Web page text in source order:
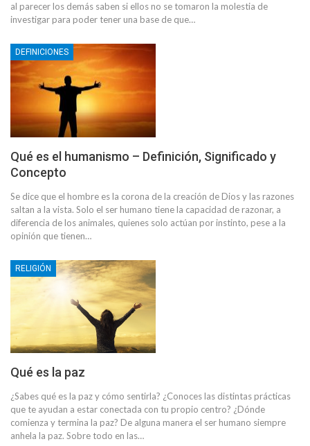
al parecer los demás saben si ellos no se tomaron la molestia de
investigar para poder tener una base de que…
DEFINICIONES
Qué es el humanismo – Definición, Significado y
Concepto
Se dice que el hombre es la corona de la creación de Dios y las razones
saltan a la vista. Solo el ser humano tiene la capacidad de razonar, a
diferencia de los animales, quienes solo actúan por instinto, pese a la
opinión que tienen…
RELIGIÓN
Qué es la paz
¿Sabes qué es la paz y cómo sentirla? ¿Conoces las distintas prácticas
que te ayudan a estar conectada con tu propio centro? ¿Dónde
comienza y termina la paz? De alguna manera el ser humano siempre
anhela la paz. Sobre todo en las…